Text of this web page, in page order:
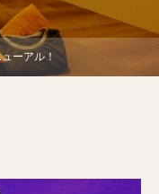
ーアル！